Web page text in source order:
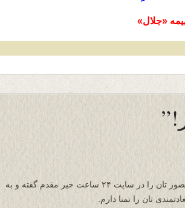
«جلال»
محترمه بانو جلال گرامی حضور تان را در سایت ۲۴ ساعت خیر مقدم گفته و به
تان را تمنا دارم.